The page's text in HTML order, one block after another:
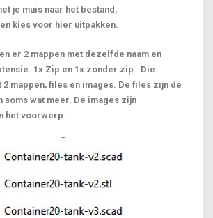
je muis naar het bestand,
kies voor hier uitpakken.
er 2 mappen met dezelfde naam en
1x Zip en 1x zonder zip. Die
mappen, files en images. De files zijn de
soms wat meer. De images zijn
het voorwerp.